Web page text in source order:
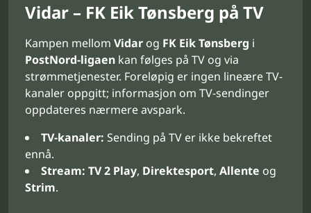
Vidar – FK Eik Tønsberg på TV
Kampen mellom Vidar og FK Eik Tønsberg i
PostNord-ligaen kan følges på TV og via
strømmetjenester. Foreløpig er ingen lineære TV-
kanaler oppgitt; informasjon om TV-sendinger
oppdateres nærmere avspark.
TV-kanaler: Sending på TV er ikke bekreftet
ennå.
Stream: TV 2 Play, Direktesport, Allente og
Strim.